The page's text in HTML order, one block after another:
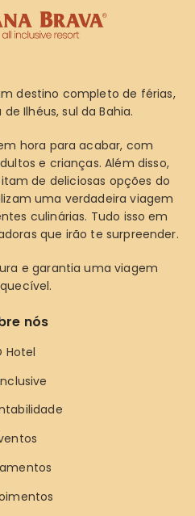
destino completo de férias,
Ilhéus, sul da Bahia.
hora para acabar, com
e crianças. Além disso,
de deliciosas opções do
uma verdadeira viagem
culinárias. Tudo isso em
que irão te surpreender.
e garantia uma viagem
nós
Hotel